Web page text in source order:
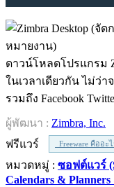
ดาวน์โหลดโปรแกรม
ในเวลาเดียวกัน ไม่ว่า
รวมถึง Facebook
ผู้พัฒนา : Zimbra, Inc.
ฟรีแวร์
Freeware คืออะ
หมวดหมู่ : ซอฟต์แวร์
Calendars & Planners